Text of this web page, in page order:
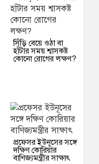
সিঁড়ি বেয়ে ওঠা বা
হাঁটার সময় শ্বাসকষ্ট
কোনো রোগের লক্ষণ?
প্রফেসর ইউনূসের সঙ্গে
দক্ষিণ কোরিয়ার
বাণিজ্যমন্ত্রীর সাক্ষাৎ